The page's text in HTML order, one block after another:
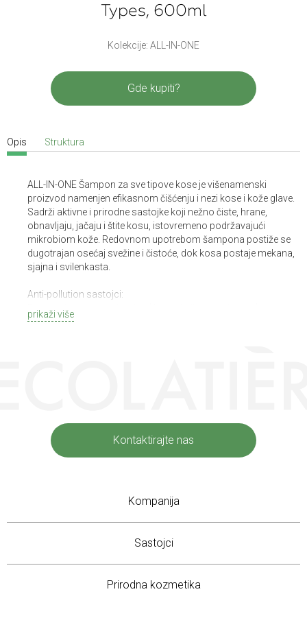
Types, 600ml
Kolekcije: ALL-IN-ONE
Gde kupiti?
Opis Struktura
ALL-IN-ONE Šampon za sve tipove kose je višenamenski
proizvod namenjen efikasnom čišćenju i nezi kose i kože glave.
Sadrži aktivne i prirodne sastojke koji nežno čiste, hrane,
obnavljaju, jačaju i štite kosu, istovremeno podržavajući
mikrobiom kože. Redovnom upotrebom šampona postiže se
dugotrajan osećaj svežine i čistoće, dok kosa postaje mekana,
sjajna i svilenkasta.
Anti-pollution sastojci:
Ekstrakt braon morske alge (Ascophyllum Nodosum),
dragocenost mora Iroise, i fermentisani ekstrakt
Keratin obnavlja strukturu kose, jača je i povećava elastičnost
Biotin jača kosu, sprečava njen gubitak, smanjuje lomljenje i
Ekstrakt bambusa daje kosi sjaj i zdrav izgled, olakšava
Ulje semenki grožđa intenzivno hrani i omekšava kosu, štiteći je
Prebiotik podržava ravnotežu mikrobioma i doprinosi
prikaži više
Kontaktirajte nas
Kompanija
Sastojci
Prirodna kozmetika